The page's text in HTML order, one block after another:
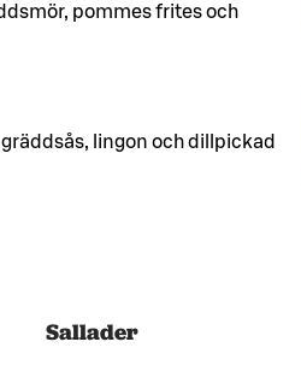
pommes frites och
lingon och dillpickad
Sallader